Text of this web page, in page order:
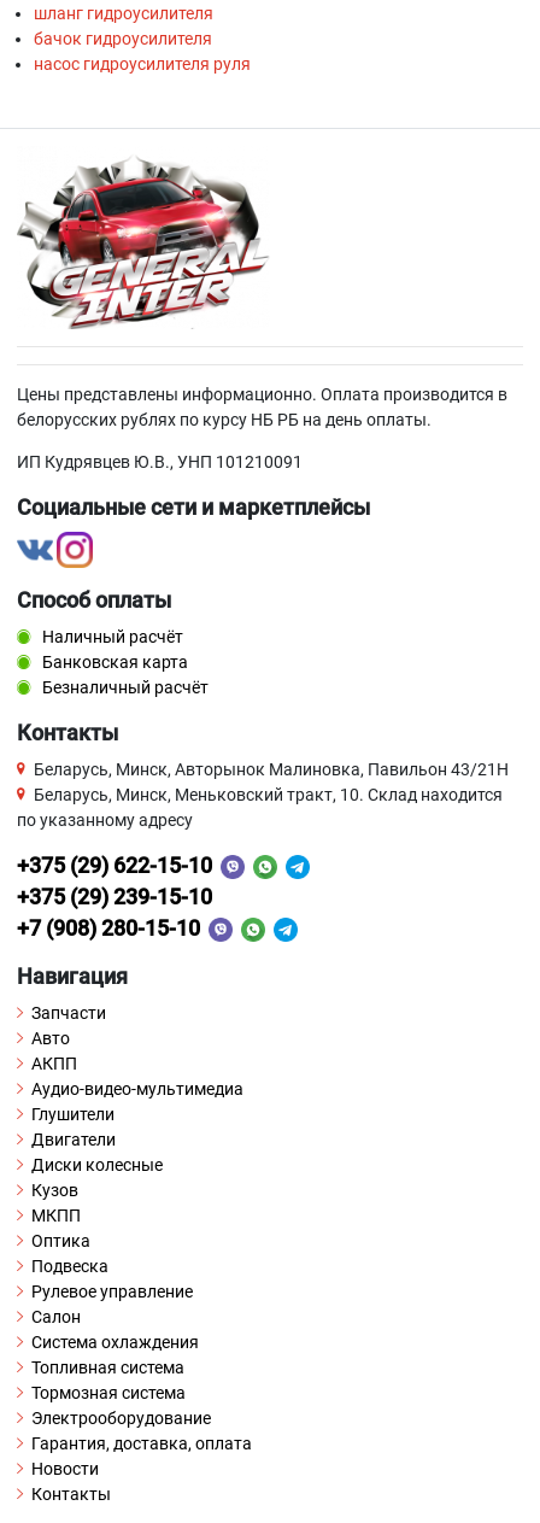
шланг гидроусилителя
бачок гидроусилителя
насос гидроусилителя руля
Цены представлены информационно. Оплата производится в
белорусских рублях по курсу НБ РБ на день оплаты.
ИП Кудрявцев Ю.В., УНП 101210091
Социальные сети и маркетплейсы
Способ оплаты
Наличный расчёт
Банковская карта
Безналичный расчёт
Контакты
Беларусь, Минск, Авторынок Малиновка, Павильон 43/21Н
Беларусь, Минск, Меньковский тракт, 10. Склад находится
по указанному адресу
+375 (29) 622-15-10
+375 (29) 239-15-10
+7 (908) 280-15-10
Навигация
Запчасти
Авто
АКПП
Аудио-видео-мультимедиа
Глушители
Двигатели
Диски колесные
Кузов
МКПП
Оптика
Подвеска
Рулевое управление
Салон
Система охлаждения
Топливная система
Тормозная система
Электрооборудование
Гарантия, доставка, оплата
Новости
Контакты